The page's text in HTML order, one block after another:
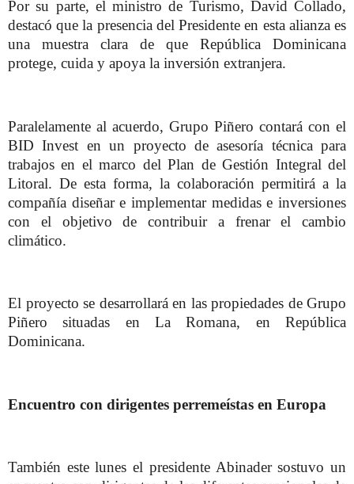
Por su parte, el ministro de Turismo, David Collado,
destacó que la presencia del Presidente en esta alianza es
una muestra clara de que República Dominicana
protege, cuida y apoya la inversión extranjera.
Paralelamente al acuerdo, Grupo Piñero contará con el
BID Invest en un proyecto de asesoría técnica para
trabajos en el marco del Plan de Gestión Integral del
Litoral. De esta forma, la colaboración permitirá a la
compañía diseñar e implementar medidas e inversiones
con el objetivo de contribuir a frenar el cambio
climático.
El proyecto se desarrollará en las propiedades de Grupo
Piñero situadas en La Romana, en República
Dominicana.
Encuentro con dirigentes perremeístas en Europa
También este lunes el presidente Abinader sostuvo un